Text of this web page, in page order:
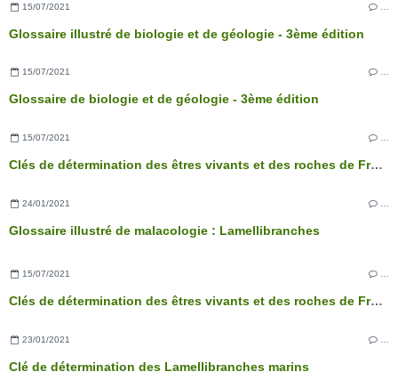
15/07/2021
Glossaire illustré de biologie et de géologie - 3ème édition
15/07/2021 …
Glossaire de biologie et de géologie - 3ème édition
15/07/2021
Clés de détermination des êtres vivants et des roches de France - 3ème édition
24/01/2021
Glossaire illustré de malacologie : Lamellibranches
15/07/2021 …
Clés de détermination des êtres vivants et des roches de France - 3ème édition
23/01/2021
Clé de détermination des Lamellibranches marins